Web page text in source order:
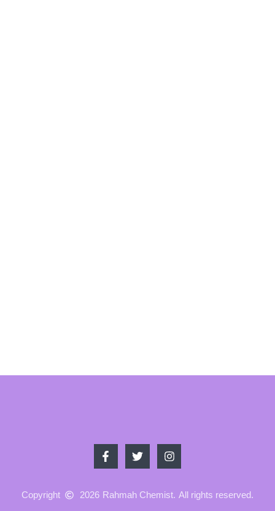
Copyright 2026 Rahmah Chemist. All rights reserved.